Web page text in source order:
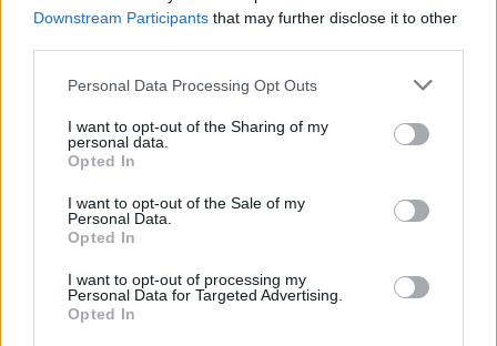
Downstream Participants that may further disclose it to other
Please note that this website/app uses one or more Google
not limited to your visit or usage behaviour. You may click to
grant or deny consent to Google and its third-party tags to
use your data for below specified purposes in below Google
consent section.
Personal Data Processing Opt Outs
I want to opt-out of the Sharing of my
personal data.
Opted In
I want to opt-out of the Sale of my
Personal Data.
Opted In
I want to opt-out of processing my
Personal Data for Targeted Advertising.
Opted In
IGAZI RITKASÁG: KILENC NAPPAL KORÁBBAN
NYITJÁK MEG A FELÚJÍTÁS ALATT ÁLLÓ HECSEI ÚTI